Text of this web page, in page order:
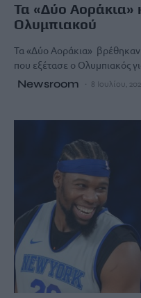
Τα «Δύο Αοράκια»
Ολυμπιακού
Τα «Δύο Αοράκια»
που εξέτασε ο Ολυμπιακός
Newsroom 8 Ιουλίου,